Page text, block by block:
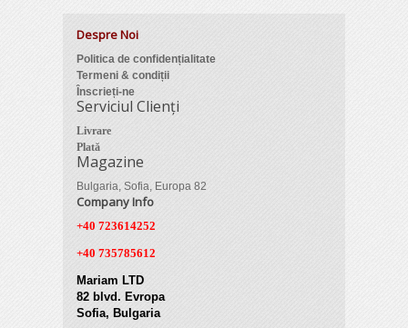
Despre Noi
Politica de confidențialitate
Termeni & condiții
Înscrieți-ne
Serviciul Clienți
Livrare
Plată
Magazine
Bulgaria, Sofia, Europa 82
Company Info
+40 723614252
+40 735785612
Mariam LTD
82 blvd. Evropa
Sofia, Bulgaria